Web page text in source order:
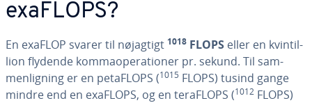
exaFLOPS?
En exaFLOP svarer til nøjagtigt 1018 FLOPS eller en kvin­til­
li­on flydende kom­ma­o­pe­ra­tio­ner pr. sekund. Til sam­
men­lig­ning er en petaFLOPS (1015 FLOPS) tusind gange
mindre end en exaFLOPS, og en teraFLOPS (1012 FLOPS)